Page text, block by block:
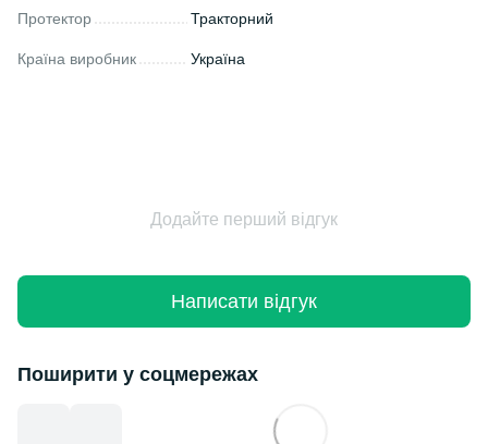
Протектор Тракторний
Країна виробник Україна
Додайте перший відгук
Написати відгук
Поширити у соцмережах